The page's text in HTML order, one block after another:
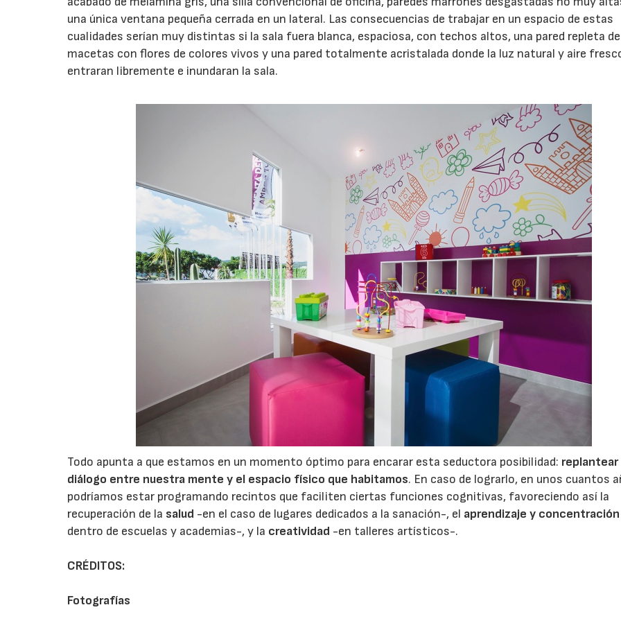
una única ventana pequeña cerrada en un lateral. Las consecuencias de trabajar en un espacio de estas
cualidades serían muy distintas si la sala fuera blanca, espaciosa, con techos altos, una pared repleta de
macetas con flores de colores vivos y una pared totalmente acristalada donde la luz natural y aire
entraran libremente e inundaran la sala.
Todo apunta a que estamos en un momento óptimo para encarar esta seductora posibilidad: replantear
diálogo entre nuestra mente y el espacio físico que habitamos. En caso de lograrlo, en unos cuantos
podríamos estar programando recintos que faciliten ciertas funciones cognitivas, favoreciendo así la
recuperación de la salud -en el caso de lugares dedicados a la sanación-, el aprendizaje y concentración
dentro de escuelas y academias-, y la creatividad -en talleres artísticos-.
CRÉDITOS:
Fotografías